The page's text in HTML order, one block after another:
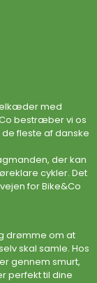
med
bestræber vi os
fleste af danske
der kan
cykler. Det
for Bike&Co
drømme om at
skal samle. Hos
gennem smurt,
perfekt til dine